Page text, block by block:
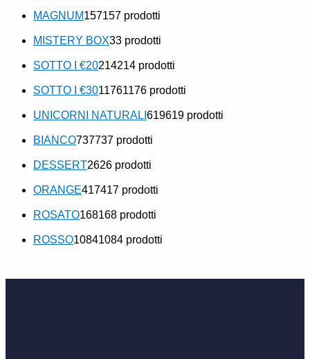
MAGNUM157157 prodotti
MISTERY BOX33 prodotti
SOTTO I €20214214 prodotti
SOTTO I €3011761176 prodotti
UNICORNI NATURALI 619619 prodotti
BIANCO737737 prodotti
DESSERT2626 prodotti
ORANGE417417 prodotti
ROSATO168168 prodotti
ROSSO10841084 prodotti